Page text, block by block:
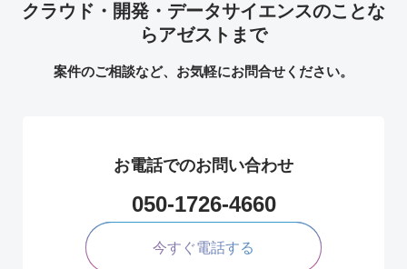
クラウド・開発・データサイエンスのことな
らアゼストまで
案件のご相談など、お気軽にお問合せください。
お電話でのお問い合わせ
050-1726-4660
今すぐ電話する